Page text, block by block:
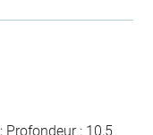
Profondeur : 10,5